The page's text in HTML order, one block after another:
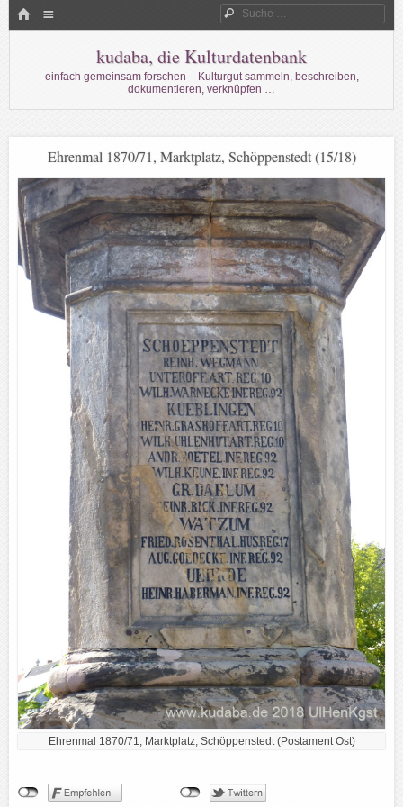
HOME Suche
kudaba, die Kulturdatenbank
einfach gemeinsam forschen – Kulturgut sammeln, beschreiben,
dokumentieren, verknüpfen …
Ehrenmal 1870/71, Marktplatz, Schöppenstedt (15/18)
Ehrenmal 1870/71, Marktplatz, Schöppenstedt (Postament Ost)